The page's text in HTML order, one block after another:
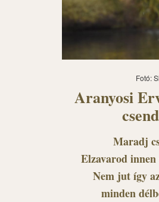
Fotó:
Aranyosi
Maradj
Elzavarod
Nem jut így
minden